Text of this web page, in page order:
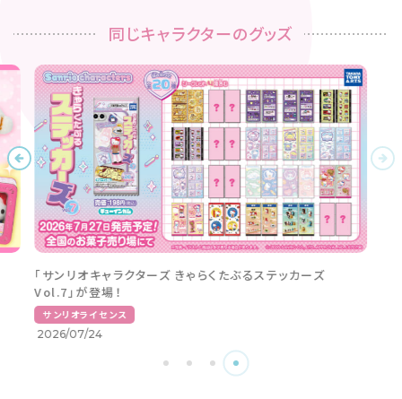
同じキャラクターのグッズ
「サンリオキャラクターズ きゃらくたぶるステッカーズ
Vol.7」が登場！
サンリオライセンス
2026/07/24